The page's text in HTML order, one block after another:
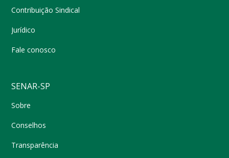
Contribuição Sindical
Jurídico
Fale conosco
SENAR-SP
Sobre
Conselhos
Transparência